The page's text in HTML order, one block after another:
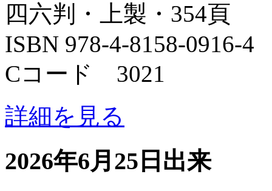
四六判・上製・354頁
ISBN 978-4-8158-0916-4
Cコード 3021
詳細を見る
2026年6月25日出来